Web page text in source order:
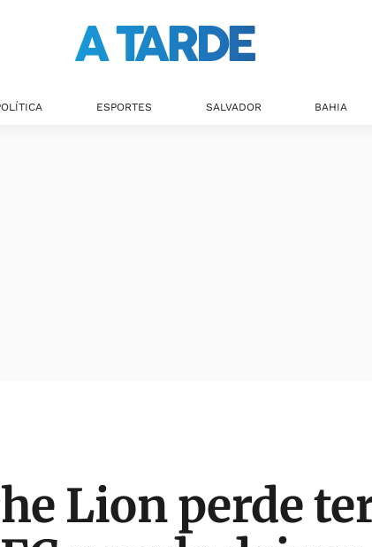
ESPORTES SALVADOR BAHIA
Lion perde